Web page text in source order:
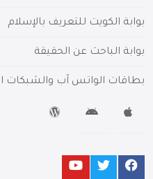
بوابة الكويت للتعريف بالإسلام
بوابة الباحث عن الحقيقة
بطاقات الواتس آب والشبكات